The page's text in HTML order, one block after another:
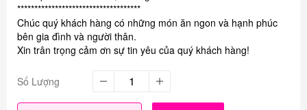
************************************
Chúc quý khách hàng có những món ăn ngon và hạnh phúc
bên gia đình và người thân.
Xin trân trọng cảm ơn sự tin yêu của quý khách hàng!
Số Lượng